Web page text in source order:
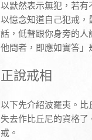
以默然表示無犯，若
以憶念知道自己犯戒
話，低聲跟你身旁的
他問者，即應如實答
正說戒相
以下先介紹波羅夷。
失去作比丘尼的資格
戒。